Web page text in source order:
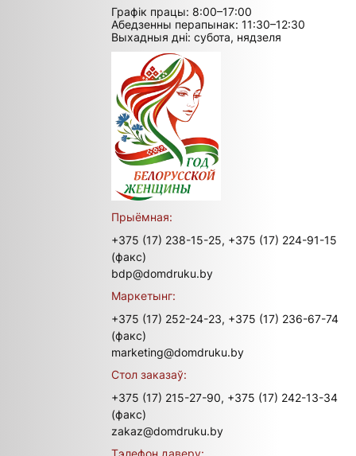
Графік працы: 8:00–17:00
Абедзенны перапынак: 11:30–12:30
Выхадныя дні: субота, нядзеля
Прыёмная:
+375 (17) 238-15-25, +375 (17) 224-91-15
(факс)
bdp@domdruku.by
Маркетынг:
+375 (17) 252-24-23, +375 (17) 236-67-74
(факс)
marketing@domdruku.by
Стол заказаў:
+375 (17) 215-27-90, +375 (17) 242-13-34
(факс)
zakaz@domdruku.by
Тэлефон даверу: